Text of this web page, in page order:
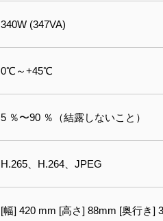
340W (347VA)
0℃～+45℃
5 ％〜90 ％（結露しないこと）
H.265、H.264、JPEG
[幅] 420 mm [高さ] 88mm [奥行き]